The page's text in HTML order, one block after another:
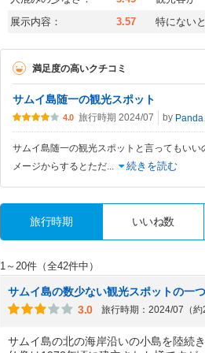
展示内容：
3.57 特にない
満足度の高いクチコミ
サムイ島随一の観光スポット
4.0 旅行時期 2024/07 by
サムイ島随一の観光スポットと言ってもい
メージからするとただ
続きを読む
旅行時期 いいね数
1～20件（全42件中）
サムイ島の数少ない観光スポットの一
3.0
旅行時期：2024/07（約
サムイ島の北の海岸沿いの小島を陸続